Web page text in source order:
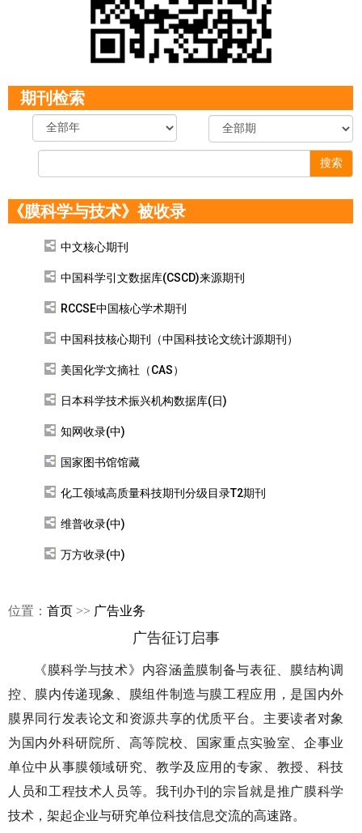
期刊检索
搜索
《膜科学与技术》被收录
中文核心期刊
中国科学引文数据库(CSCD)来源期刊
RCCSE中国核心学术期刊
中国科技核心期刊（中国科技论文统计源期刊）
美国化学文摘社（CAS）
日本科学技术振兴机构数据库(日)
知网收录(中)
国家图书馆馆藏
化工领域高质量科技期刊分级目录T2期刊
维普收录(中)
万方收录(中)
位置： 首页 >> 广告业务
广告征订启事
《膜科学与技术》内容涵盖膜制备与表征、膜结构调
控、膜内传递现象、膜组件制造与膜工程应用，是国内外
膜界同行发表论文和资源共享的优质平台。主要读者对象
为国内外科研院所、高等院校、国家重点实验室、企事业
单位中从事膜领域研究、教学及应用的专家、教授、科技
人员和工程技术人员等。我刊办刊的宗旨就是推广膜科学
技术，架起企业与研究单位科技信息交流的高速路。